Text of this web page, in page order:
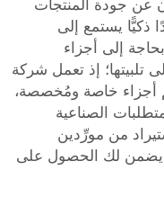
عن جودة المنتجات
ذكيًّا يستمع إلى
إلى أجزاء
تلبيتها؛ إذ تعمل شركة
أجزاء خاصة ومُخصصة،
الصناعية
من مورِّدين
يضمن لك الحصول على